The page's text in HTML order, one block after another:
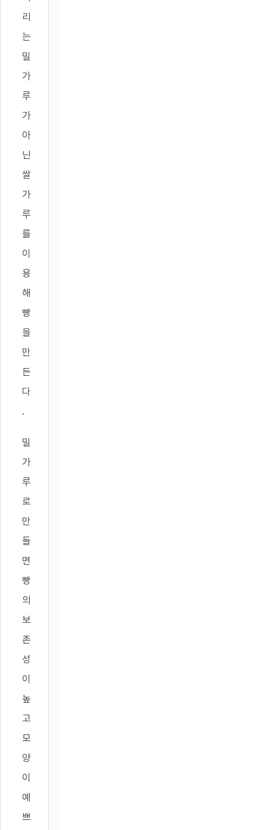
리
는
밀
가
루
가
아
닌
쌀
가
루
를
이
용
해
빵
을
만
든
다
.
밀
가
루
로
만
들
면
빵
의
보
존
성
이
높
고
모
양
이
예
쁘